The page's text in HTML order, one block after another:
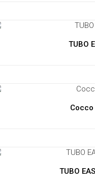
TUBO
TUBO